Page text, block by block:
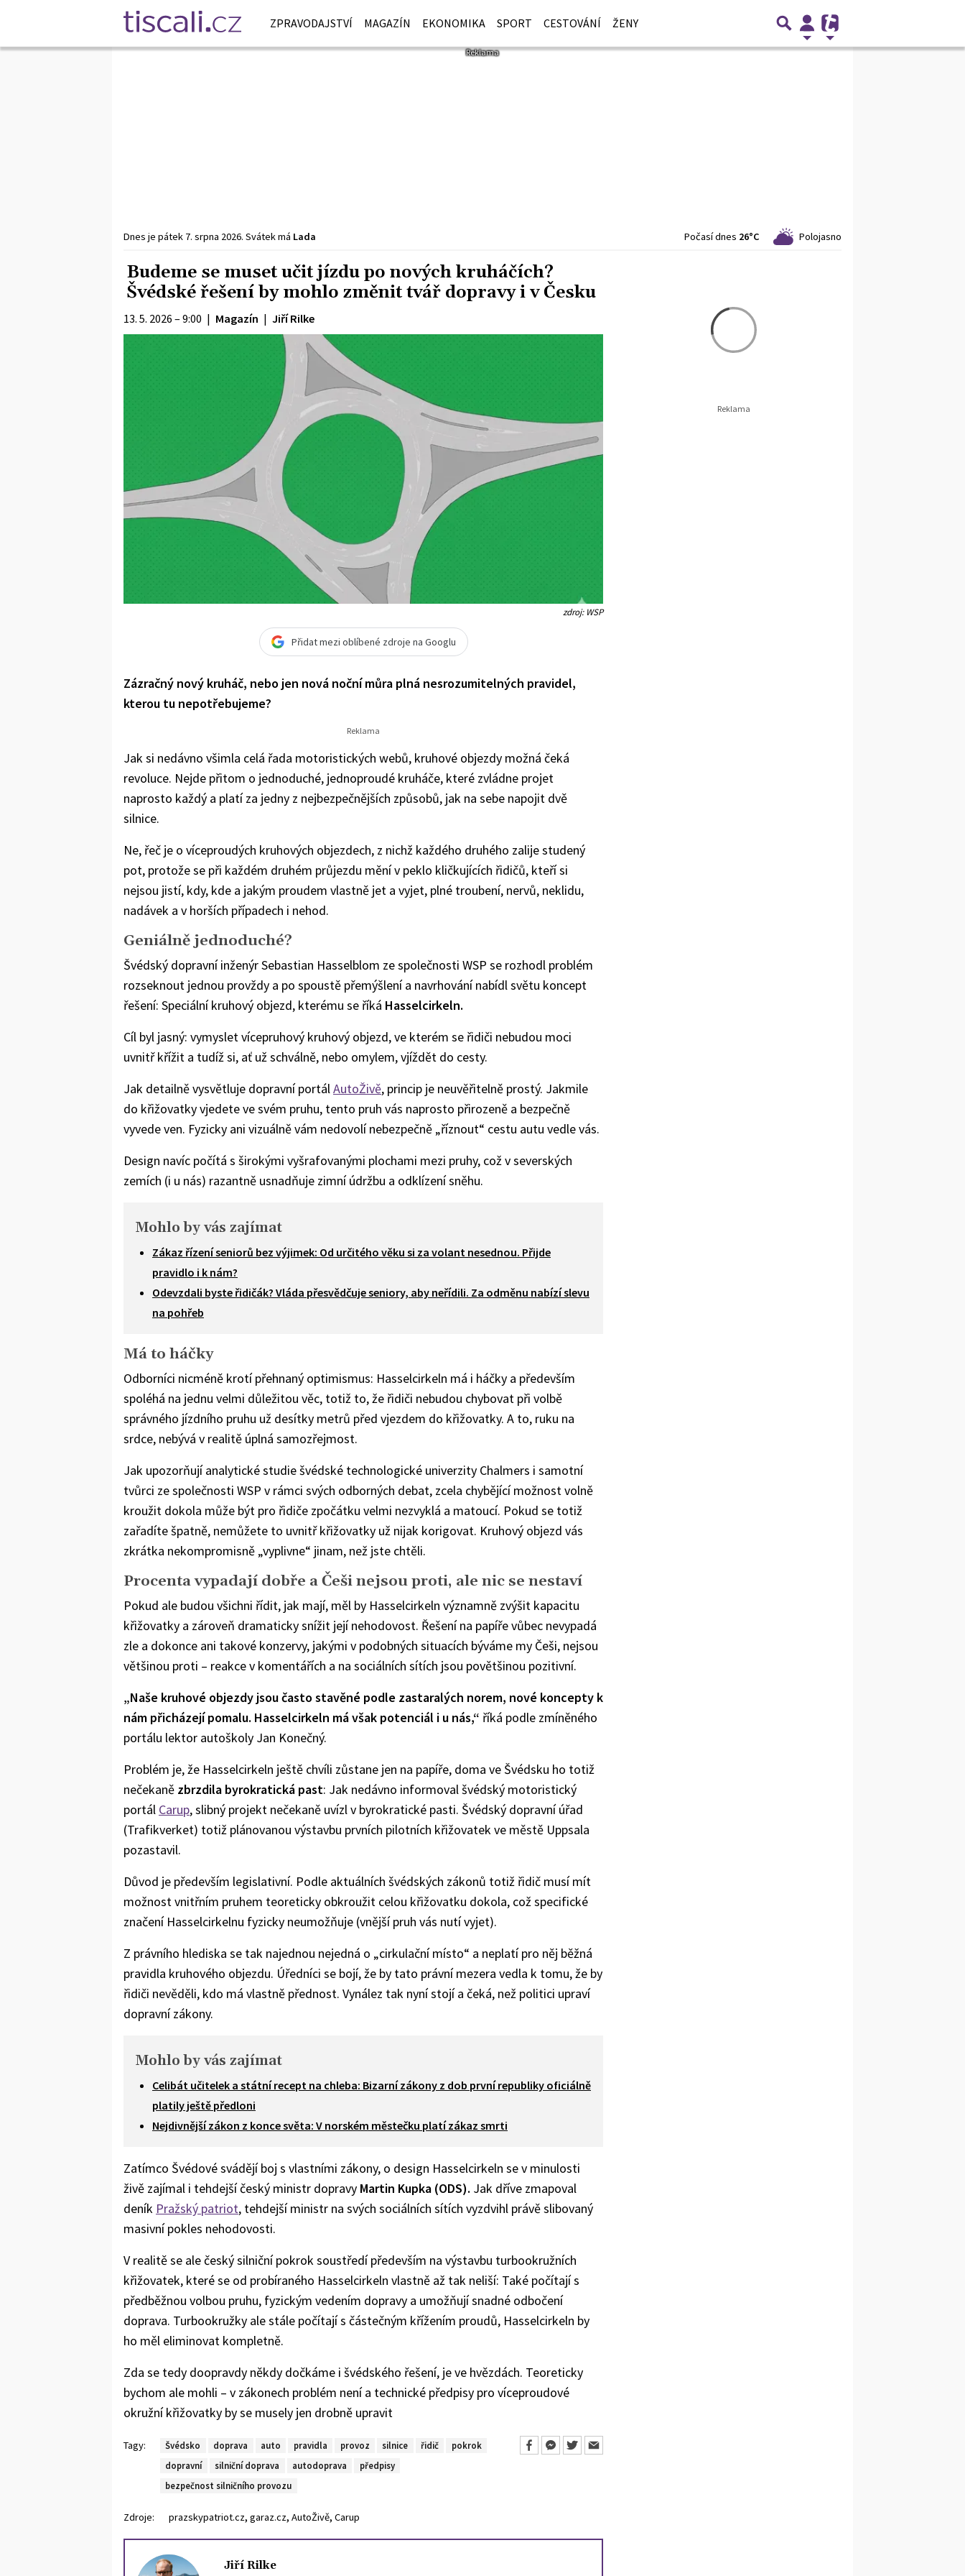
ZPRAVODAJSTVÍ MAGAZÍN EKONOMIKA SPORT CESTOVÁNÍ ŽENY
Dnes je pátek 7. srpna 2026. Svátek má Lada Počasí dnes 26°C Polojasno
Budeme se muset učit jízdu po nových kruháčích?
Švédské řešení by mohlo změnit tvář dopravy i v Česku
13. 5. 2026 – 9:00 | Magazín | Jiří Rilke
zdroj: WSP
Přidat mezi oblíbené zdroje na Googlu
Zázračný nový kruháč, nebo jen nová noční můra plná nesrozumitelných pravidel,
kterou tu nepotřebujeme?
Jak si nedávno všimla celá řada motoristických webů, kruhové objezdy možná čeká
revoluce. Nejde přitom o jednoduché, jednoproudé kruháče, které zvládne projet
naprosto každý a platí za jedny z nejbezpečnějších způsobů, jak na sebe napojit dvě
silnice.
Ne, řeč je o víceproudých kruhových objezdech, z nichž každého druhého zalije studený
pot, protože se při každém druhém průjezdu mění v peklo kličkujících řidičů, kteří si
nejsou jistí, kdy, kde a jakým proudem vlastně jet a vyjet, plné troubení, nervů, neklidu,
nadávek a v horších případech i nehod.
Geniálně jednoduché?
Švédský dopravní inženýr Sebastian Hasselblom ze společnosti WSP se rozhodl problém
rozseknout jednou provždy a po spoustě přemýšlení a navrhování nabídl světu koncept
řešení: Speciální kruhový objezd, kterému se říká Hasselcirkeln.
Cíl byl jasný: vymyslet vícepruhový kruhový objezd, ve kterém se řidiči nebudou moci
uvnitř křížit a tudíž si, ať už schválně, nebo omylem, vjíždět do cesty.
Jak detailně vysvětluje dopravní portálAutoŽivě, princip je neuvěřitelně prostý. Jakmile
do křižovatky vjedete ve svém pruhu, tento pruh vás naprosto přirozeně a bezpečně
vyvede ven. Fyzicky ani vizuálně vám nedovolí nebezpečně „říznout“ cestu autu vedle vás.
Design navíc počítá s širokými vyšrafovanými plochami mezi pruhy, což v severských
zemích (i u nás) razantně usnadňuje zimní údržbu a odklízení sněhu.
Mohlo by vás zajímat
Zákaz řízení seniorů bez výjimek: Od určitého věku si za volant nesednou. Přijde
pravidlo i k nám?
Odevzdali byste řidičák? Vláda přesvědčuje seniory, aby neřídili. Za odměnu nabízí slevu
na pohřeb
Má to háčky
Odborníci nicméně krotí přehnaný optimismus: Hasselcirkeln má i háčky a především
spoléhá na jednu velmi důležitou věc, totiž to, že řidiči nebudou chybovat při volbě
správného jízdního pruhu už desítky metrů před vjezdem do křižovatky. A to, ruku na
srdce, nebývá v realitě úplná samozřejmost.
Jak upozorňují analytické studie švédské technologické univerzity Chalmers i samotní
tvůrci ze společnosti WSP v rámci svých odborných debat, zcela chybějící možnost volně
kroužit dokola může být pro řidiče zpočátku velmi nezvyklá a matoucí. Pokud se totiž
zařadíte špatně, nemůžete to uvnitř křižovatky už nijak korigovat. Kruhový objezd vás
zkrátka nekompromisně „vyplivne“ jinam, než jste chtěli.
Procenta vypadají dobře a Češi nejsou proti, ale nic se nestaví
Pokud ale budou všichni řídit, jak mají, měl by Hasselcirkeln významně zvýšit kapacitu
křižovatky a zároveň dramaticky snížit její nehodovost. Řešení na papíře vůbec nevypadá
zle a dokonce ani takové konzervy, jakými v podobných situacích býváme my Češi, nejsou
většinou proti – reakce v komentářích a na sociálních sítích jsou povětšinou pozitivní.
„Naše kruhové objezdy jsou často stavěné podle zastaralých norem, nové koncepty k
nám přicházejí pomalu. Hasselcirkeln má však potenciál i u nás,“ říká podle zmíněného
portálu lektor autoškoly Jan Konečný.
Problém je, že Hasselcirkeln ještě chvíli zůstane jen na papíře, doma ve Švédsku ho totiž
nečekaně zbrzdila byrokratická past: Jak nedávno informoval švédský motoristický
portál Carup, slibný projekt nečekaně uvízl v byrokratické pasti. Švédský dopravní úřad
(Trafikverket) totiž plánovanou výstavbu prvních pilotních křižovatek ve městě Uppsala
pozastavil.
Důvod je především legislativní. Podle aktuálních švédských zákonů totiž řidič musí mít
možnost vnitřním pruhem teoreticky obkroužit celou křižovatku dokola, což specifické
značení Hasselcirkelnu fyzicky neumožňuje (vnější pruh vás nutí vyjet).
Z právního hlediska se tak najednou nejedná o „cirkulační místo“ a neplatí pro něj běžná
pravidla kruhového objezdu. Úředníci se bojí, že by tato právní mezera vedla k tomu, že by
řidiči nevěděli, kdo má vlastně přednost. Vynález tak nyní stojí a čeká, než politici upraví
dopravní zákony.
Mohlo by vás zajímat
Celibát učitelek a státní recept na chleba: Bizarní zákony z dob první republiky oficiálně
platily ještě předloni
Nejdivnější zákon z konce světa: V norském městečku platí zákaz smrti
Zatímco Švédové svádějí boj s vlastními zákony, o design Hasselcirkeln se v minulosti
živě zajímal i tehdejší český ministr dopravy Martin Kupka (ODS). Jak dříve zmapoval
deník Pražský patriot, tehdejší ministr na svých sociálních sítích vyzdvihl právě slibovaný
masivní pokles nehodovosti.
V realitě se ale český silniční pokrok soustředí především na výstavbu turbookružních
křižovatek, které se od probíraného Hasselcirkeln vlastně až tak neliší: Také počítají s
předběžnou volbou pruhu, fyzickým vedením dopravy a umožňují snadné odbočení
doprava. Turbookružky ale stále počítají s částečným křížením proudů, Hasselcirkeln by
ho měl eliminovat kompletně.
Zda se tedy doopravdy někdy dočkáme i švédského řešení, je ve hvězdách. Teoreticky
bychom ale mohli – v zákonech problém není a technické předpisy pro víceproudové
okružní křižovatky by se musely jen drobně upravit
Tagy: Švédsko doprava auto pravidla provoz silnice řidič
pokrok
dopravní
silniční doprava autodoprava
předpisy
bezpečnost silničního provozu
Zdroje: prazskypatriot.cz, garaz.cz, AutoŽivě, Carup
Jiří Rilke